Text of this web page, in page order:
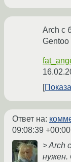
Arch с
Ответ на:
09:08:39 +00:00
> Arch
нужен.